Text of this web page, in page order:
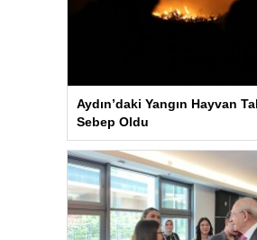
Aydın’daki Yangın Hayvan
Sebep Oldu